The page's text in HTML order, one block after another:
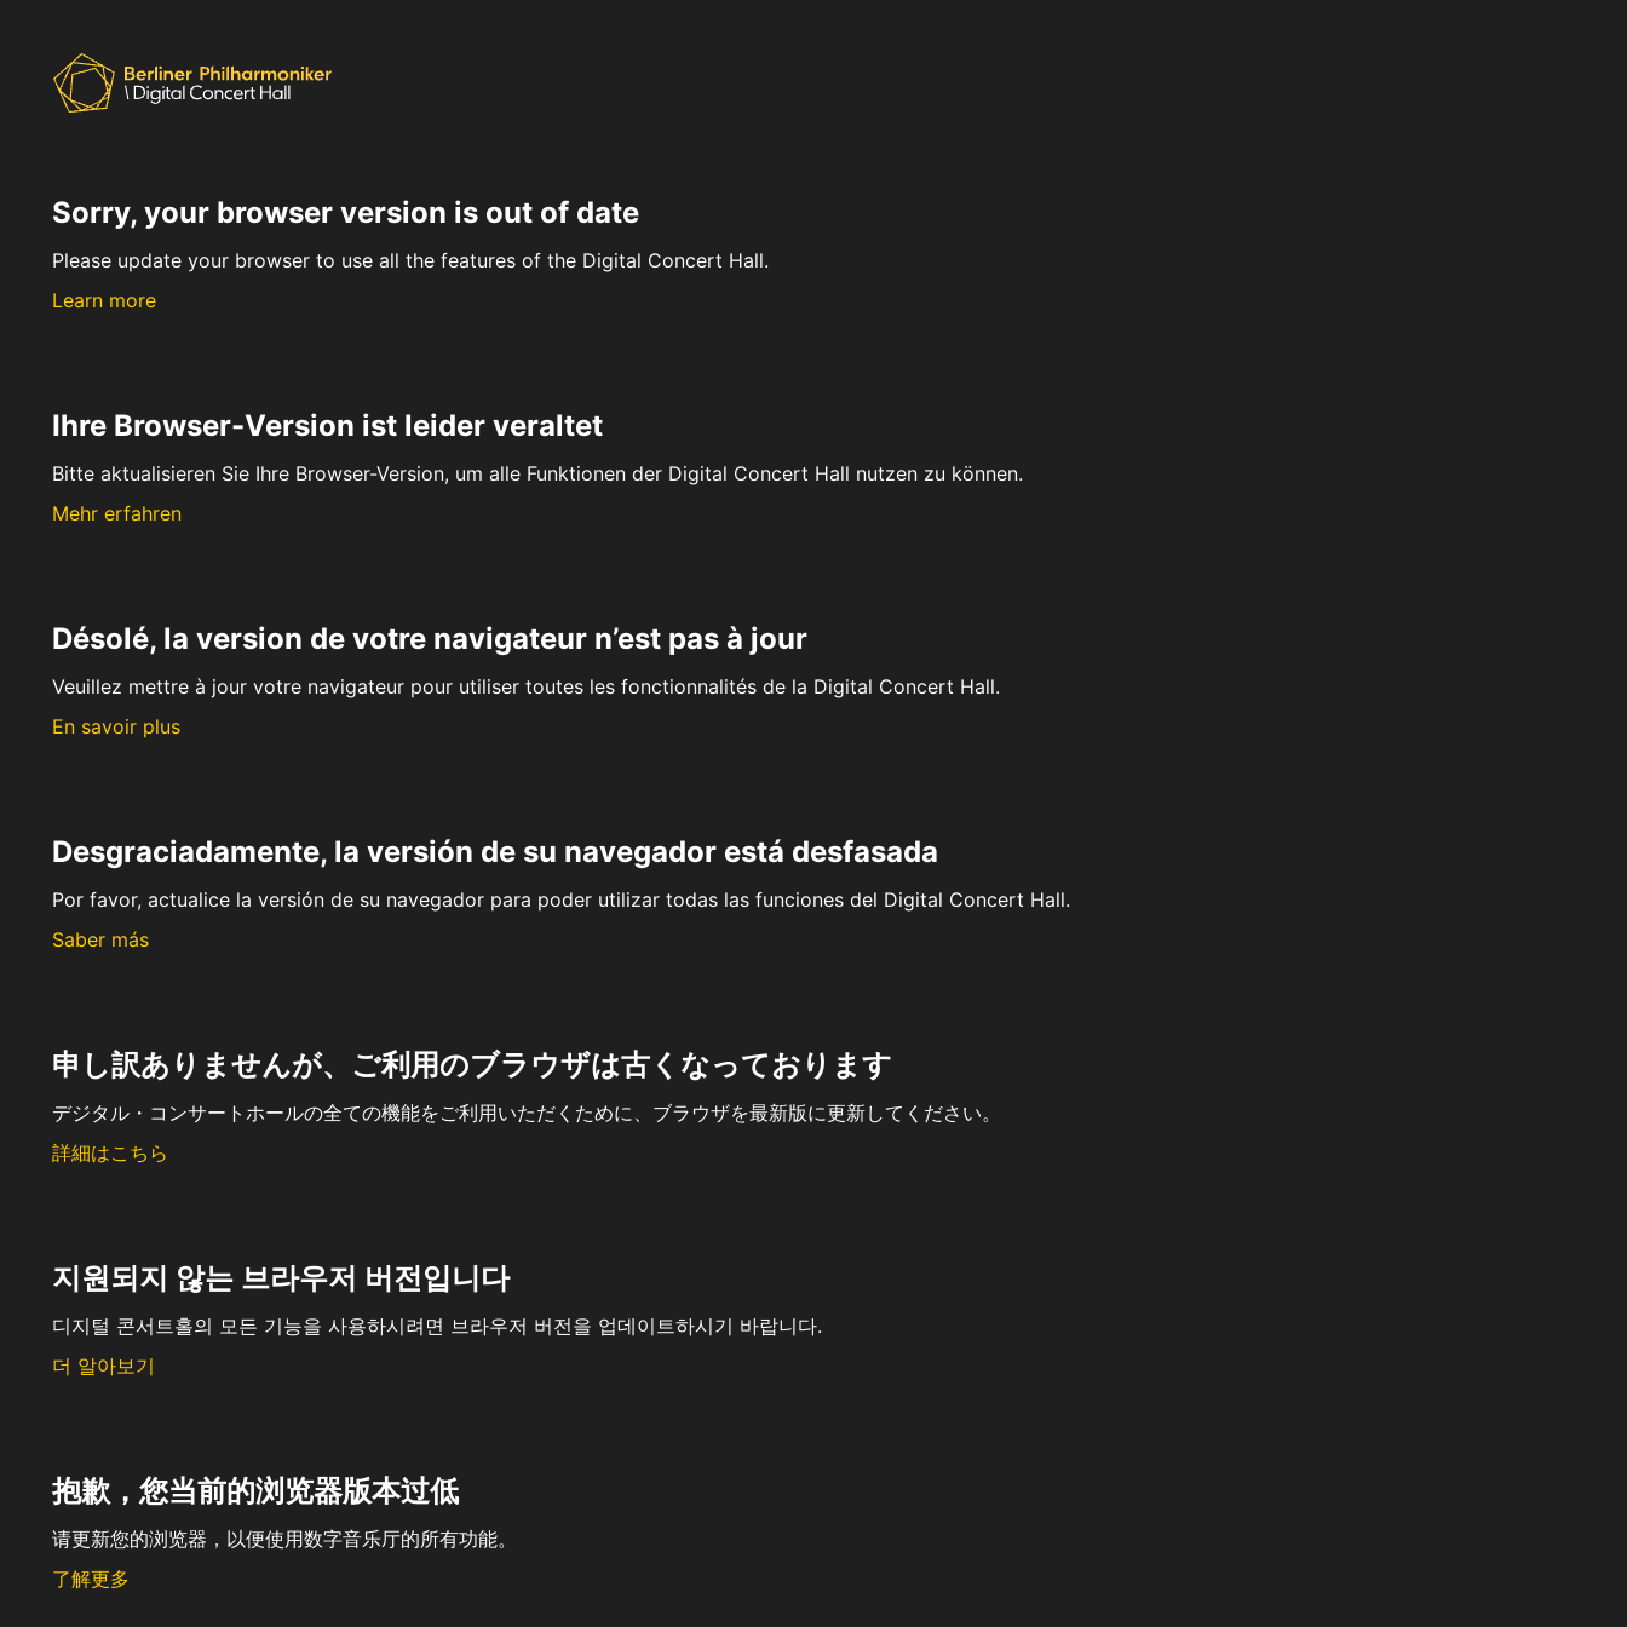
Sorry, your browser version is out of date
Please update your browser to use all the features of the Digital Concert Hall.
Learn more
Ihre Browser-Version ist leider veraltet
Bitte aktualisieren Sie Ihre Browser-Version, um alle Funktionen der Digital Concert Hall nutzen zu können.
Mehr erfahren
Désolé, la version de votre navigateur n’est pas à jour
Veuillez mettre à jour votre navigateur pour utiliser toutes les fonctionnalités de la Digital Concert Hall.
En savoir plus
Desgraciadamente, la versión de su navegador está desfasada
Por favor, actualice la versión de su navegador para poder utilizar todas las funciones del Digital Concert Hall.
Saber más
申し訳ありませんが、ご利用のブラウザは古くなっております
デジタル・コンサートホールの全ての機能をご利用いただくために、ブラウザを最新版に更新してください。
詳細はこちら
지원되지 않는 브라우저 버전입니다
디지털 콘서트홀의 모든 기능을 사용하시려면 브라우저 버전을 업데이트하시기 바랍니다.
더 알아보기
抱歉，您当前的浏览器版本过低
请更新您的浏览器，以便使用数字音乐厅的所有功能。
了解更多